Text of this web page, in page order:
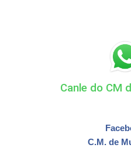
Canle do CM
C.M. de